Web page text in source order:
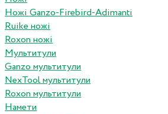
Ножі Ganzo-Firebird-Adimanti
Ruike ножі
Roxon ножi
Мультитули
Ganzo мультитули
NexTool мультитули
Roxon мультитули
Намети